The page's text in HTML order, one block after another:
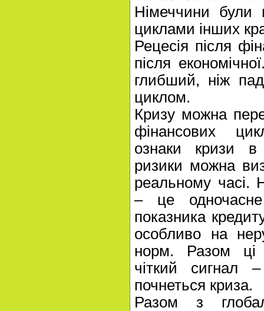
Німеччини були
циклами інших
Рецесія після
після
глибший, ніж
циклом.
Кризу можна
фінансових
ознаки кризи
ризики можна
реальному часі.
– це одночасне
показника
особливо на
норм. Разом ці
чіткий сигнал
почнеться криза.
Разом з